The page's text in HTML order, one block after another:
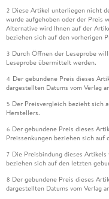
2 Diese Artikel unterliegen nicht
wurde aufgehoben oder der Preis
Alternative wird Ihnen auf der
beziehen sich auf den vorherigen
3 Durch Öffnen der Leseprobe
Leseprobe übermittelt werden.
4 Der gebundene Preis dieses
dargestellten Datums vom Verlag
5 Der Preisvergleich bezieht sich
Herstellers.
6 Der gebundene Preis dieses
Preissenkungen beziehen sich auf
7 Die Preisbindung dieses
beziehen sich auf den letzten
8 Der gebundene Preis dieses
dargestellten Datums vom Verlag